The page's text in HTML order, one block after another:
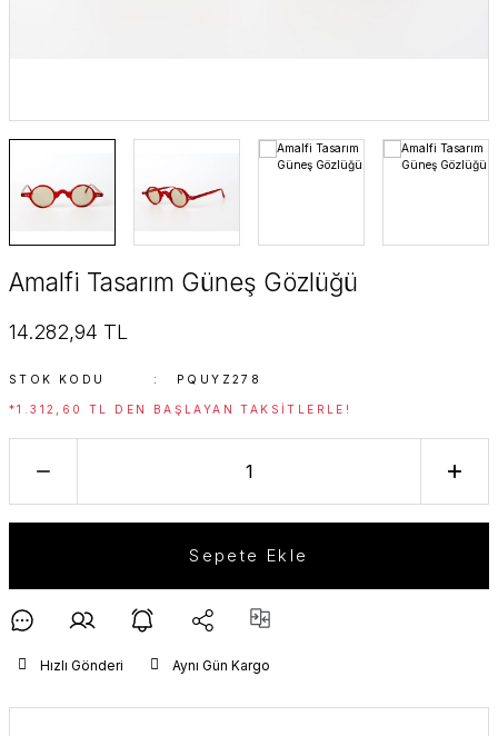
Amalfi Tasarım Güneş Gözlüğü
14.282,94 TL
STOK KODU PQUYZ278
*1.312,60 TL DEN BAŞLAYAN TAKSITLERLE!
Sepete Ekle
Hızlı Gönderi Aynı Gün Kargo